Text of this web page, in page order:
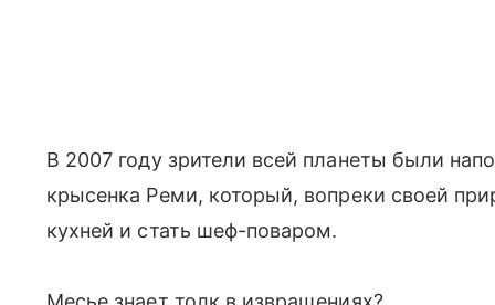
В 2007 году зрители всей планеты были
крысенка Реми, который, вопреки своей
кухней и стать шеф-поваром.